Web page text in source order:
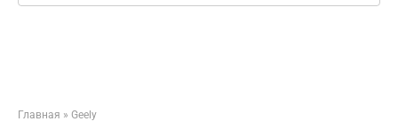
Главная » Geely